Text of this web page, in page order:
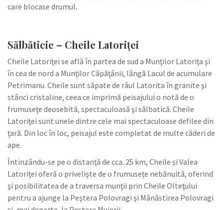
care blocase drumul.
Sălbăticie – Cheile Latoriţei
Cheile Latoriţei se află în partea de sud a Munţilor Latoriţa şi
în cea de nord a Munţilor Căpăţânii, lângă Lacul de acumulare
Petrimanu. Cheile sunt săpate de râul Latorita în granite şi
stânci cristaline, ceea ce imprimă peisajului o notă de o
frumuseţe deosebită, spectaculoasă şi sălbatică. Cheile
Latoriţei sunt unele dintre cele mai spectaculoase defilee din
ţară. Din loc în loc, peisajul este completat de multe căderi de
ape.
Întinzându-se pe o distanţă de cca. 25 km, Cheile şi Valea
Latoriţei oferă o privelişte de o frumuseţe nebănuită, oferind
şi posibilitatea de a traversa munţii prin Cheile Olteţului
pentru a ajunge la Peştera Polovragi şi Mânăstirea Polovragi